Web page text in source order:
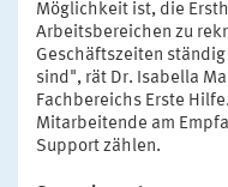
Möglichkeit ist, die
Arbeitsbereichen zu
Geschäftszeiten
sind", rät Dr. Isabella
Fachbereichs Erste
Mitarbeitende am
Support zählen.